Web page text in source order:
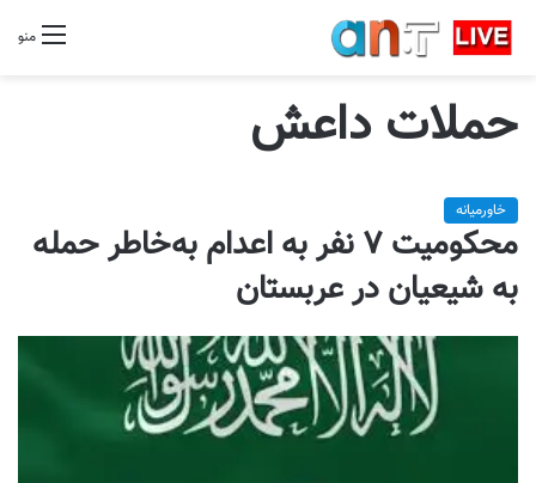
منو
حملات داعش
خاورمیانه
محکومیت ۷ نفر به اعدام به‌خاطر حمله
به شیعیان در عربستان